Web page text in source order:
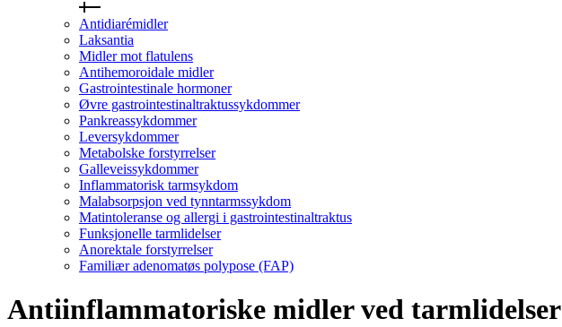
Antidiarémidler
Laksantia
Midler mot flatulens
Antihemoroidale midler
Gastrointestinale hormoner
Øvre gastrointestinaltraktussykdommer
Pankreassykdommer
Leversykdommer
Metabolske forstyrrelser
Galleveissykdommer
Inflammatorisk tarmsykdom
Malabsorpsjon ved tynntarmssykdom
Matintoleranse og allergi i gastrointestinaltraktus
Funksjonelle tarmlidelser
Anorektale forstyrrelser
Familiær adenomatøs polypose (FAP)
Antiinflammatoriske midler ved tarmlidelser